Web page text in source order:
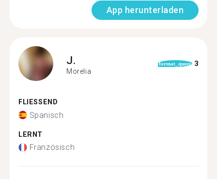
App herunterladen
J.
Morelia
format_quote 3
FLIESSEND
Spanisch
LERNT
Französisch